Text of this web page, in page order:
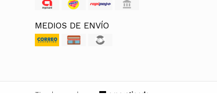
MEDIOS DE ENVÍO
Tienda creada con